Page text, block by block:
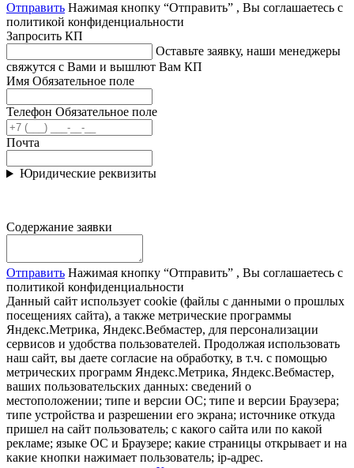
Отправить Нажимая кнопку “Отправить” , Вы соглашаетесь с
политикой конфиденциальности
Запросить КП
Оставьте заявку, наши менеджеры
свяжутся с Вами и вышлют Вам КП
Имя Обязательное поле
Телефон Обязательное поле
Почта
Юридические реквизиты
Содержание заявки
Отправить Нажимая кнопку “Отправить” , Вы соглашаетесь с
политикой конфиденциальности
Данный сайт использует cookie (файлы с данными о прошлых
посещениях сайта), а также метрические программы
Яндекс.Метрика, Яндекс.Вебмастер, для персонализации
сервисов и удобства пользователей. Продолжая использовать
наш сайт, вы даете согласие на обработку, в т.ч. с помощью
метрических программ Яндекс.Метрика, Яндекс.Вебмастер,
ваших пользовательских данных: сведений о
местоположении; типе и версии ОС; типе и версии Браузера;
типе устройства и разрешении его экрана; источнике откуда
пришел на сайт пользователь; с какого сайта или по какой
рекламе; языке ОС и Браузере; какие страницы открывает и на
какие кнопки нажимает пользователь; ip-адрес.